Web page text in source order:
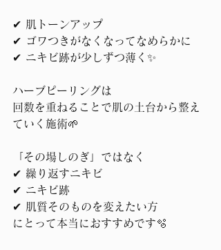
✔︎ 肌トーンアップ
✔︎ ゴワつきがなくなってなめらかに
✔︎ ニキビ跡が少しずつ薄く✨
ハーブピーリングは
回数を重ねることで肌の土台から整え
ていく施術🌱
「その場しのぎ」ではなく
✔︎ 繰り返すニキビ
✔︎ ニキビ跡
✔︎ 肌質そのものを変えたい方
にとって本当におすすめです🫧